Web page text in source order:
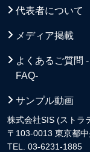
代表者について
メディア掲載
よくあるご質問 -
FAQ-
サンプル動画
株式会社SIS (ストラ
〒103-0013 東京都
TEL. 03-6231-1885